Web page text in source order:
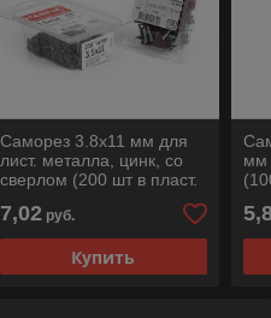
Саморез 3.8х11 мм для
лист. металла, цинк, со
сверлом (200 шт в пласт.
7,02руб.
Купить
мм